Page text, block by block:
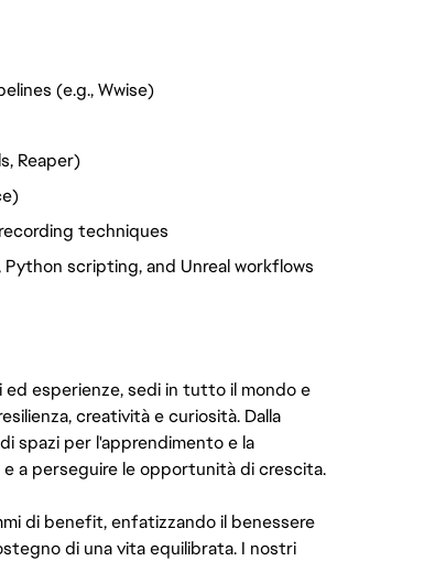
(e.g., Wwise)
Reaper)
techniques
scripting, and Unreal workflows
ed esperienze, sedi in tutto il mondo e
creatività e curiosità. Dalla
spazi per l'apprendimento e la
a perseguire le opportunità di crescita.
di benefit, enfatizzando il benessere
di una vita equilibrata. I nostri